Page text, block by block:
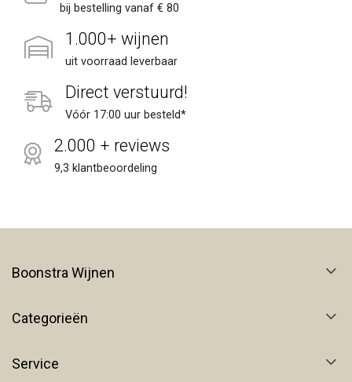
bij bestelling vanaf € 80
1.000+ wijnen
uit voorraad leverbaar
Direct verstuurd!
Vóór 17:00 uur besteld*
2.000 + reviews
9,3 klantbeoordeling
Boonstra Wijnen
Categorieën
Service